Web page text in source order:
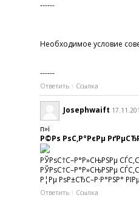
------
Необходимое условие
------
Ответить Ссылка
Josephwaift
п»ї
Р©Рѕ РѕС‚Р°РєРµ
РЎРѕС†С–Р°Р»СЊРЅРµ
РЎРѕС†С–Р°Р»СЊРЅРµ
Р¦Рµ РѕР±СЂС–Р·Р°РЅР°
Ответить Ссылка